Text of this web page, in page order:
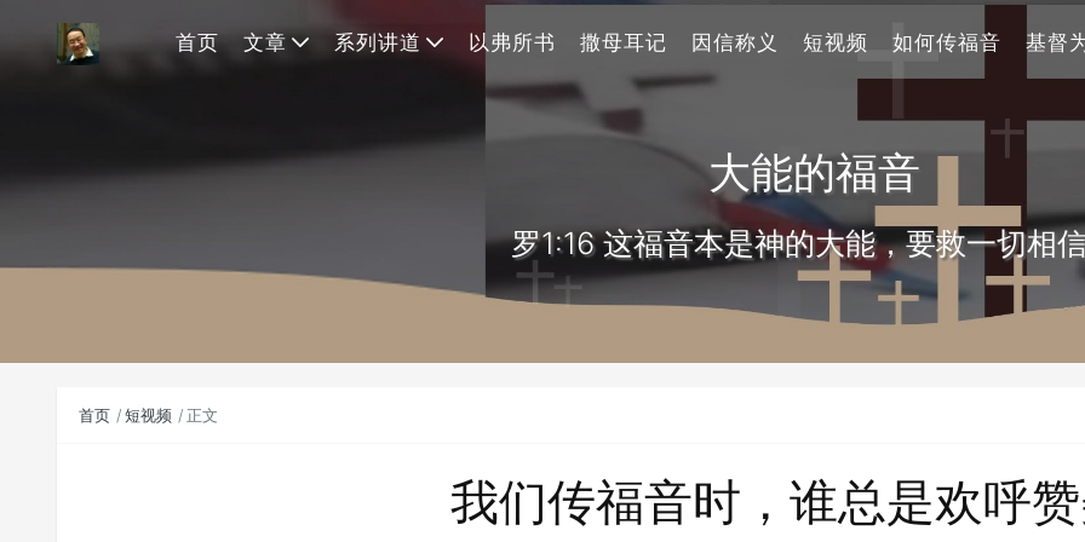
首页 文章 系列讲道 以弗所书 撒母耳记 因信称义 短视频 如何传福音 基督
大能的福音
罗1:16 这福音本是神的大能，要救一切相
首页 短视频 正文
我们传福音时，谁总是欢呼